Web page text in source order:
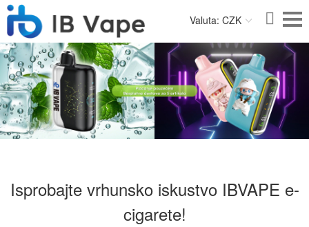
Valuta: CZK
Isprobajte vrhunsko iskustvo IBVAPE e-
cigarete!